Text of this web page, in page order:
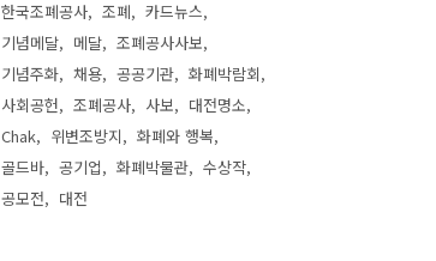
한국조폐공사
조폐
카드뉴스
기념메달
메달
조폐공사사보
기념주화
채용 공공기관
화폐박람회
사회공헌
조폐공사 사보
대전명소
Chak
위변조방지
화폐와 행복
골드바
공기업 화폐박물관
수상작
공모전
대전